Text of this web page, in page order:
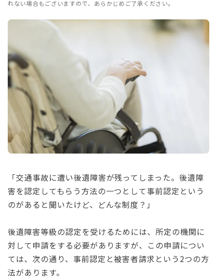
れない場合もございますので、あらかじめご了承ください。
「交通事故に遭い後遺障害が残ってしまった。後遺障
害を認定してもらう方法の一つとして事前認定という
のがあると聞いたけど、どんな制度？」
後遺障害等級の認定を受けるためには、所定の機関に
対して申請をする必要がありますが、この申請につい
ては、次の通り、事前認定と被害者請求という2つの方
法があります。